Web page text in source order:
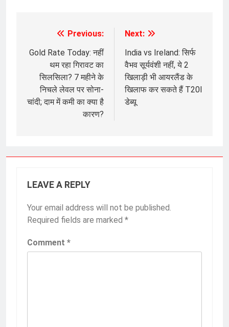
navigation
Previous:
Gold Rate Today: नहीं
थम रहा ग‍िरावट का
स‍िलस‍िला? 7 महीने के
न‍िचले लेवल पर सोना-
चांदी; दाम में कमी का क्‍या है
कारण?
Next:
India vs Ireland: सिर्फ
वैभव सूर्यवंशी नहीं, ये 2
खिलाड़ी भी आयरलैंड के
खिलाफ कर सकते हैं T20I
डेब्यू
LEAVE A REPLY
Your email address will not be published.
Required fields are marked *
Comment *